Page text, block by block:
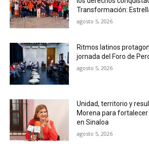
Transformación:
agosto 5, 2026
Ritmos latinos
jornada del Foro de
agosto 5, 2026
Unidad, territorio y
Morena para
en Sinaloa
agosto 5, 2026